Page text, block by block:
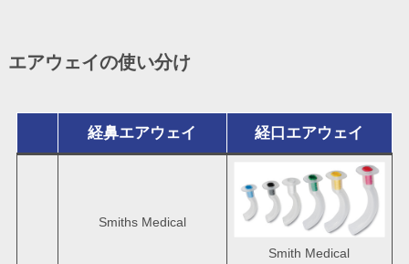
エアウェイの使い分け
経鼻エアウェイ 経口エアウェイ
Smiths Medical
Smith Medical